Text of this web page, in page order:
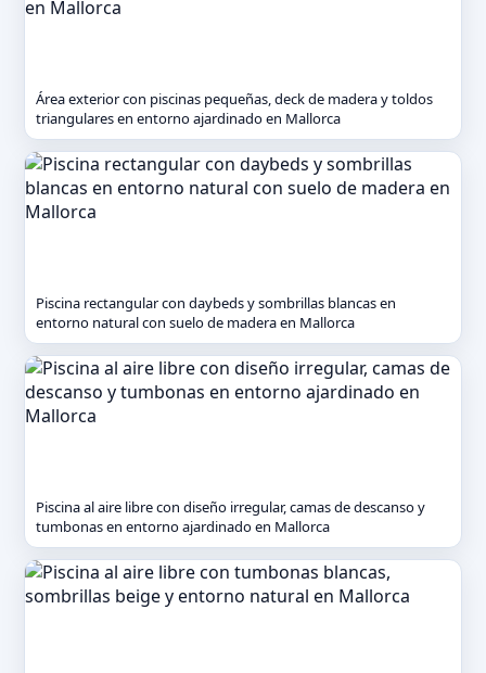
Área exterior con piscinas pequeñas, deck de madera y toldos
triangulares en entorno ajardinado en Mallorca
Piscina rectangular con daybeds y sombrillas blancas en
entorno natural con suelo de madera en Mallorca
Piscina al aire libre con diseño irregular, camas de descanso y
tumbonas en entorno ajardinado en Mallorca